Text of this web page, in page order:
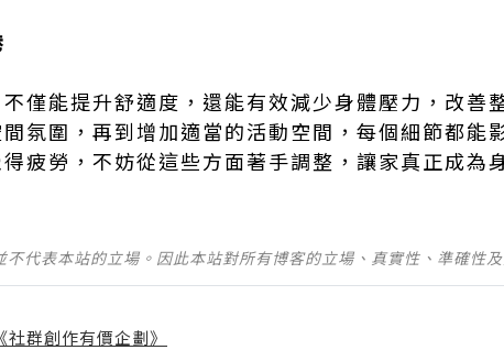
僅能提升舒適度，還能有效減少身體壓力，改善
氛圍，再到增加適當的活動空間，每個細節都能
疲勞，不妨從這些方面著手調整，讓家真正成為
代表本站的立場。因此本站對所有博客的立場、真實性、準確性
社群創作有價企劃》